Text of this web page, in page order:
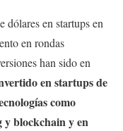
en startups en
en rondas
han sido en
en startups de
como
blockchain y en